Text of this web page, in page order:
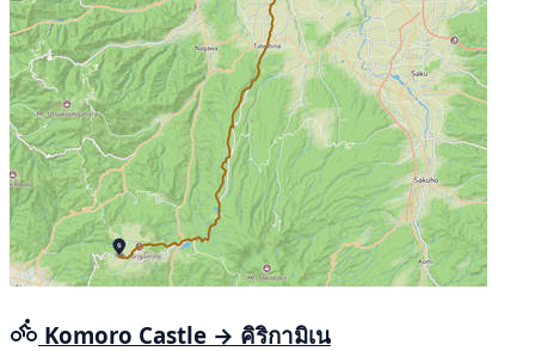
Komoro Castle → คิริกามิเน